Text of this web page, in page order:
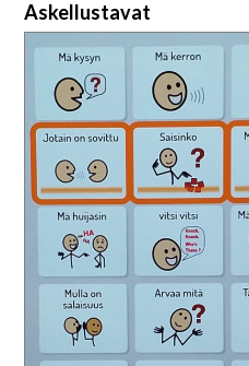
Askellustavat